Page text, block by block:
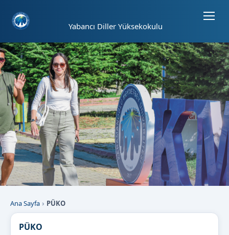
Yabancı Diller Yüksekokulu
Ana Sayfa PÜKO
PÜKO